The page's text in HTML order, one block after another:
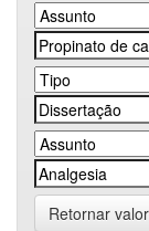
Retornar